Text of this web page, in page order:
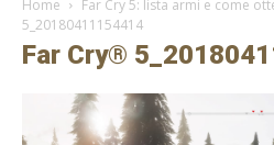
Home Far Cry 5: lista armi e come
5_20180411154414
Far Cry®